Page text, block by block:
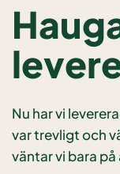
Nu har vi
var trevligt och
väntar vi bara